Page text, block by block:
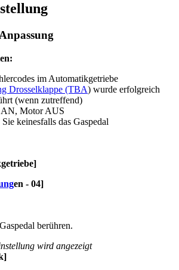
im Automatikgetriebe
Drosselklappe (TBA) wurde erfolgreich
(wenn zutreffend)
AN, Motor AUS
keinesfalls das Gaspedal
en - 04]
berühren.
wird angezeigt